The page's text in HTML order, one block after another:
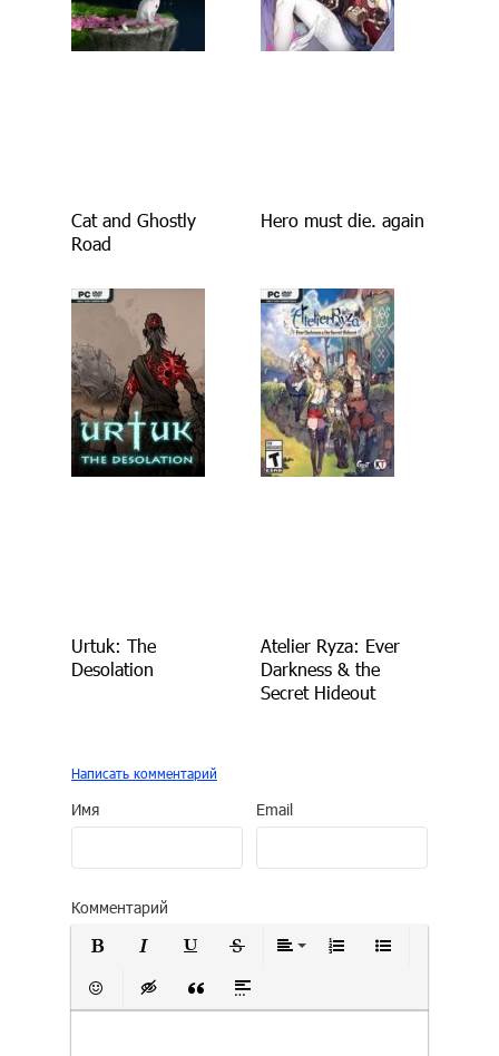
Cat and Ghostly
Road
Hero must die. again
Urtuk: The
Desolation
Atelier Ryza: Ever
Darkness & the
Secret Hideout
Написать комментарий
Имя Email
Комментарий
Полужирный
Вставить смайлик
Вставка скрытого текста
Вставка цитаты
Вставка спойлера